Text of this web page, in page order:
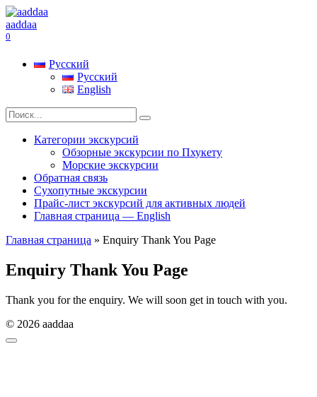
Перейти
к
содержанию
aaddaa
0
Русский
Русский
English
Search
for:
Категории экскурсий
Обзорные экскурсии по Пхукету
Морские экскурсии
Обратная связь
Сухопутные экскурсии
Прайс-лист экскурсий для активных людей
Главная страница — English
Главная страница » Enquiry Thank You Page
Enquiry Thank You Page
Thank you for the enquiry. We will soon get in touch with you.
© 2026 aaddaa